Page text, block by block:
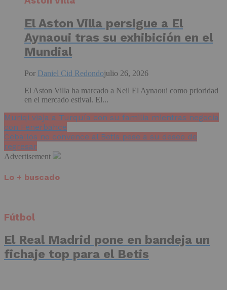
El Aston Villa persigue a El
Aynaoui tras su exhibición en el
Mundial
Por Daniel Cid Redondojulio 26, 2026
El Aston Villa ha marcado a Neil El Aynaoui como prioridad
en el mercado estival. El...
Muriqi viaja a Turquía con su familia mientras negocia
con Fenerbahce
Ceballos no convence al Betis pese a su deseo de
regresar
Advertisement
Lo + buscado
Fútbol
El Real Madrid pone en bandeja un
fichaje top para el Betis